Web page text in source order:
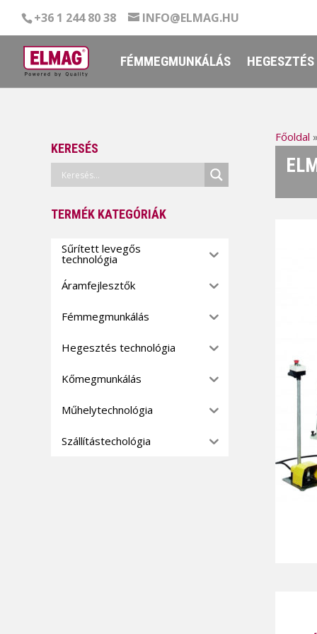
+36 1 244 80 38 INFO@ELMAG.HU
FÉMMEGMUNKÁLÁS HEGESZTÉS
Főoldal
KERESÉS
TERMÉK KATEGÓRIÁK
Sűrített levegős
technológia
Áramfejlesztők
Fémmegmunkálás
Hegesztés technológia
Kőmegmunkálás
Műhelytechnológia
Szállítástechológia